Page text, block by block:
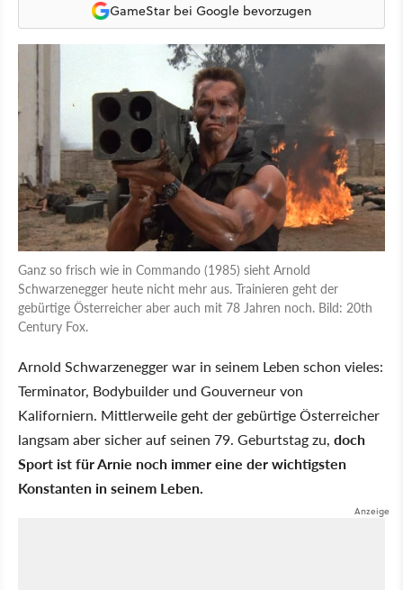
GameStar bei Google bevorzugen
Ganz so frisch wie in Commando (1985) sieht Arnold
Schwarzenegger heute nicht mehr aus. Trainieren geht der
gebürtige Österreicher aber auch mit 78 Jahren noch. Bild: 20th
Century Fox.
Arnold Schwarzenegger war in seinem Leben schon vieles:
Terminator, Bodybuilder und Gouverneur von
Kaliforniern. Mittlerweile geht der gebürtige Österreicher
langsam aber sicher auf seinen 79. Geburtstag zu, doch
Sport ist für Arnie noch immer eine der wichtigsten
Konstanten in seinem Leben.